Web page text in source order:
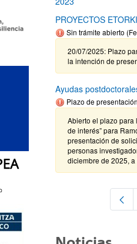
PROYECTOS
Sin trámite abierto
20/07/2025: Plazo
la intención de
Ayudas
Plazo de
Abierto el plazo para
de interés” para
presentación de
personas
diciembre de 2025,